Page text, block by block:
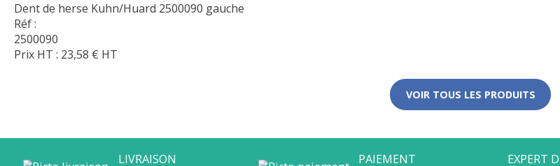
Dent de herse Kuhn/Huard 2500090 gauche
Réf :
2500090
Prix HT : 23,58 € HT
VOIR TOUS LES PRODUITS